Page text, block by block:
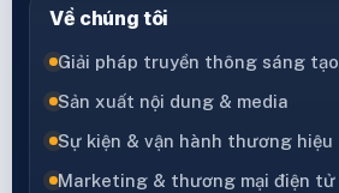
Về chúng tôi
Giải pháp truyền thông sáng tạo
Sản xuất nội dung & media
Sự kiện & vận hành thương hiệu
Marketing & thương mại điện tử